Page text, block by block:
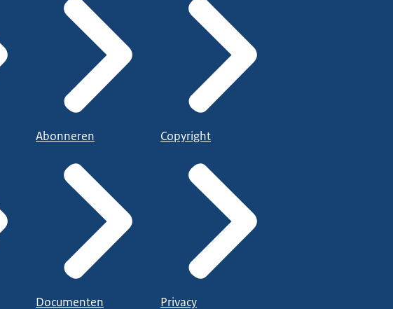
Abonneren
Documenten
Copyright
Privacy